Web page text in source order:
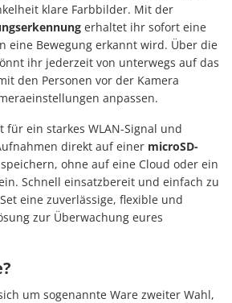
klare Farbbilder. Mit der
erhaltet ihr sofort eine
eine Bewegung erkannt wird. Über die
ihr jederzeit von unterwegs auf das
den Personen vor der Kamera
anpassen.
für ein starkes WLAN-Signal und
direkt auf einer microSD-
speichern, ohne auf eine Cloud oder ein
Schnell einsatzbereit und einfach zu
eine zuverlässige, flexible und
zur Überwachung eures
um sogenannte Ware zweiter Wahl,